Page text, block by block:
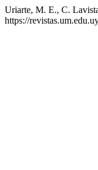
Uriarte, M. E., C.
https://